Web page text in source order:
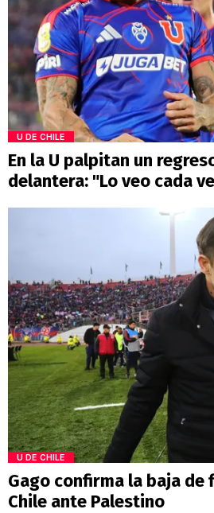
U DE CHILE
En la U palpitan un
delantera: "Lo veo cada
U DE CHILE
Gago confirma la baja de
Chile ante Palestino